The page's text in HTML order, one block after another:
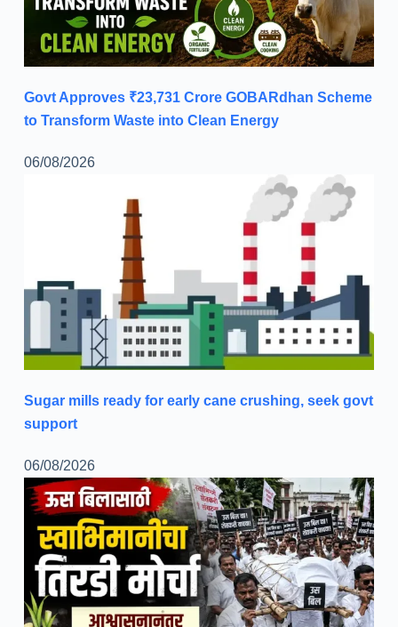
Govt Approves ₹23,731 Crore GOBARdhan Scheme
to Transform Waste into Clean Energy
06/08/2026
Sugar mills ready for early cane crushing, seek govt
support
06/08/2026